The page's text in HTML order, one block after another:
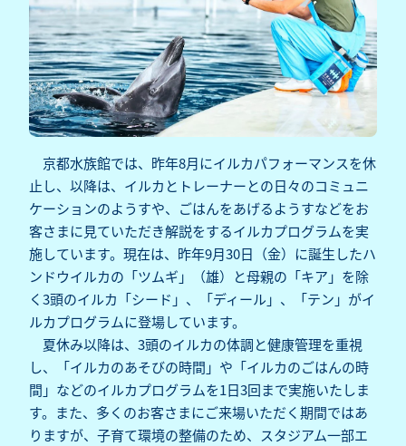
京都水族館では、昨年8月にイルカパフォーマンスを休
止し、以降は、イルカとトレーナーとの日々のコミュニ
ケーションのようすや、ごはんをあげるようすなどをお
客さまに見ていただき解説をするイルカプログラムを実
施しています。現在は、昨年9月30日（金）に誕生したハ
ンドウイルカの「ツムギ」（雄）と母親の「キア」を除
く3頭のイルカ「シード」、「ディール」、「テン」がイ
ルカプログラムに登場しています。
夏休み以降は、3頭のイルカの体調と健康管理を重視
し、「イルカのあそびの時間」や「イルカのごはんの時
間」などのイルカプログラムを1日3回まで実施いたしま
す。また、多くのお客さまにご来場いただく期間ではあ
りますが、子育て環境の整備のため、スタジアム一部エ